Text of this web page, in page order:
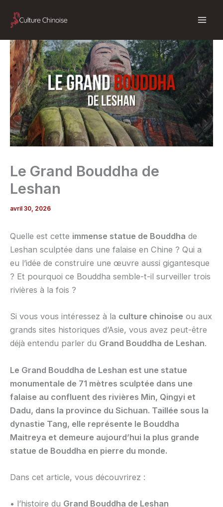
Le Grand Bouddha de
Leshan
avril 30, 2026
Quelle est cette immense statue de Bouddha de
Leshan sculptée dans une falaise en Chine ? Qui a
eu l’idée de construire une œuvre aussi gigantesque
? Et pourquoi ce Bouddha semble-t-il surveiller trois
rivières à la fois ?
Si vous vous intéressez à la culture chinoise ou aux
grands sites historiques d’Asie, vous avez peut-être
déjà entendu parler du Grand Bouddha de Leshan.
Le Grand Bouddha de Leshan est une statue
monumentale de 71 mètres sculptée dans une
falaise au confluent des rivières Min, Qingyi et
Dadu, dans la province du Sichuan. Taillée sous la
dynastie Tang, elle représente le Bouddha
Maitreya et demeure aujourd’hui la plus grande
statue de Bouddha en pierre du monde.
Dans cet article, vous découvrirez :
• l’histoire du Grand Bouddha de Leshan